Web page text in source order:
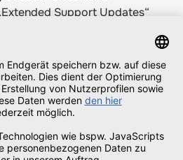
Support Updates“
Lizenzen erworben
zu erhalten. Hierbei hat
So lag der Preis zu
letzte Jahr des erweiterten
Kunden im Gegenzug
of-Band-Updates’ außer